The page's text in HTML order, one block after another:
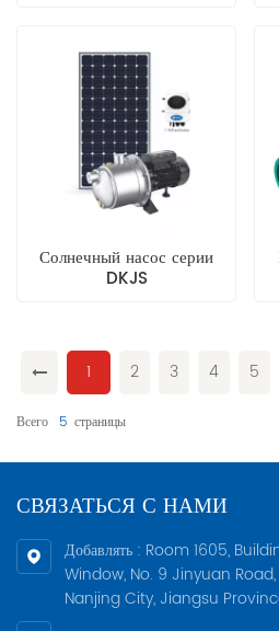
Солнечный насос серии
DKJS
1 2 3 4 5
Всего 5 Страницы
СВЯЗАТЬСЯ С НАМИ
Добавлять : Room 1605,
Window, No. 9 Jinyuan
Nanjing City, Jiangsu